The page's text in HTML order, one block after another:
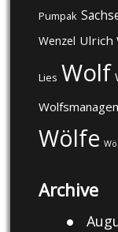
Pumpak
Wenzel Ulrich
Lies Wolf
Wölfe
Archive